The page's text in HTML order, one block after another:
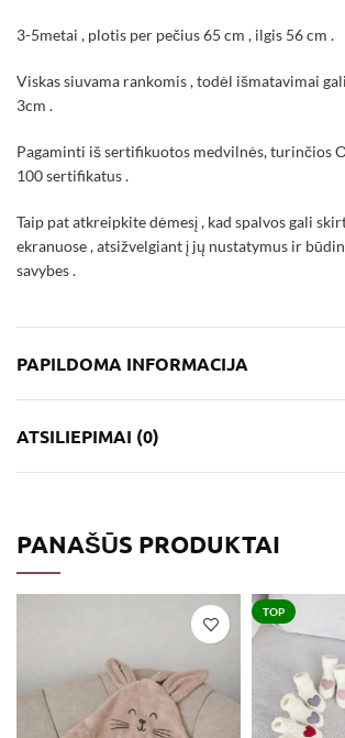
3-5metai , plotis per pečius 65 cm , ilgis 56 cm .
Viskas siuvama rankomis , todėl išmatavimai
3cm .
Pagaminti iš sertifikuotos medvilnės, turinčios
100 sertifikatus .
Taip pat atkreipkite dėmesį , kad spalvos gali
ekranuose , atsižvelgiant į jų nustatymus ir
savybes .
PAPILDOMA INFORMACIJA
ATSILIEPIMAI (0)
PANAŠŪS PRODUKTAI
TOP